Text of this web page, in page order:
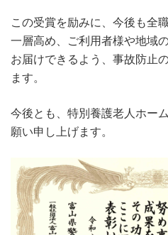
この受賞を励みに、今後も全
一層高め、ご利用者様や地域
お届けできるよう、事故防止
ます。
今後とも、特別養護老人ホー
願い申し上げます。